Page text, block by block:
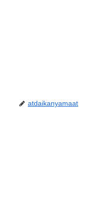
atdaikanyamaat